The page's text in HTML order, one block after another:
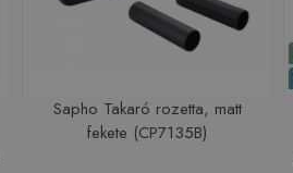
Sapho Takaró rozetta, matt
fekete (CP7135B)